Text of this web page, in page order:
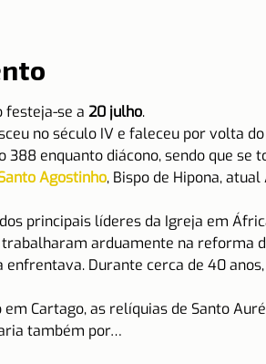
festeja-se a 20 julho.
no século IV e faleceu por volta
enquanto diácono, sendo que se
Agostinho, Bispo de Hipona,
principais líderes da Igreja em
trabalharam arduamente na reforma
enfrentava. Durante cerca de 40
Cartago, as relíquias de Santo
também por…